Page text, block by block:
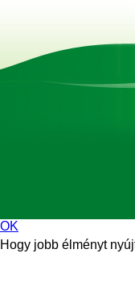
OK
Hogy jobb élményt